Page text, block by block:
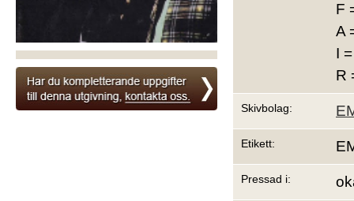
F
A
I
R
Skivbolag:
Etikett:
Pressad i: